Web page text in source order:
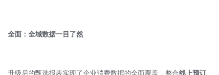
全面：全域数据一目了然
升级后的甄选报表实现了企业消费数据的全面覆盖，整合线上预订